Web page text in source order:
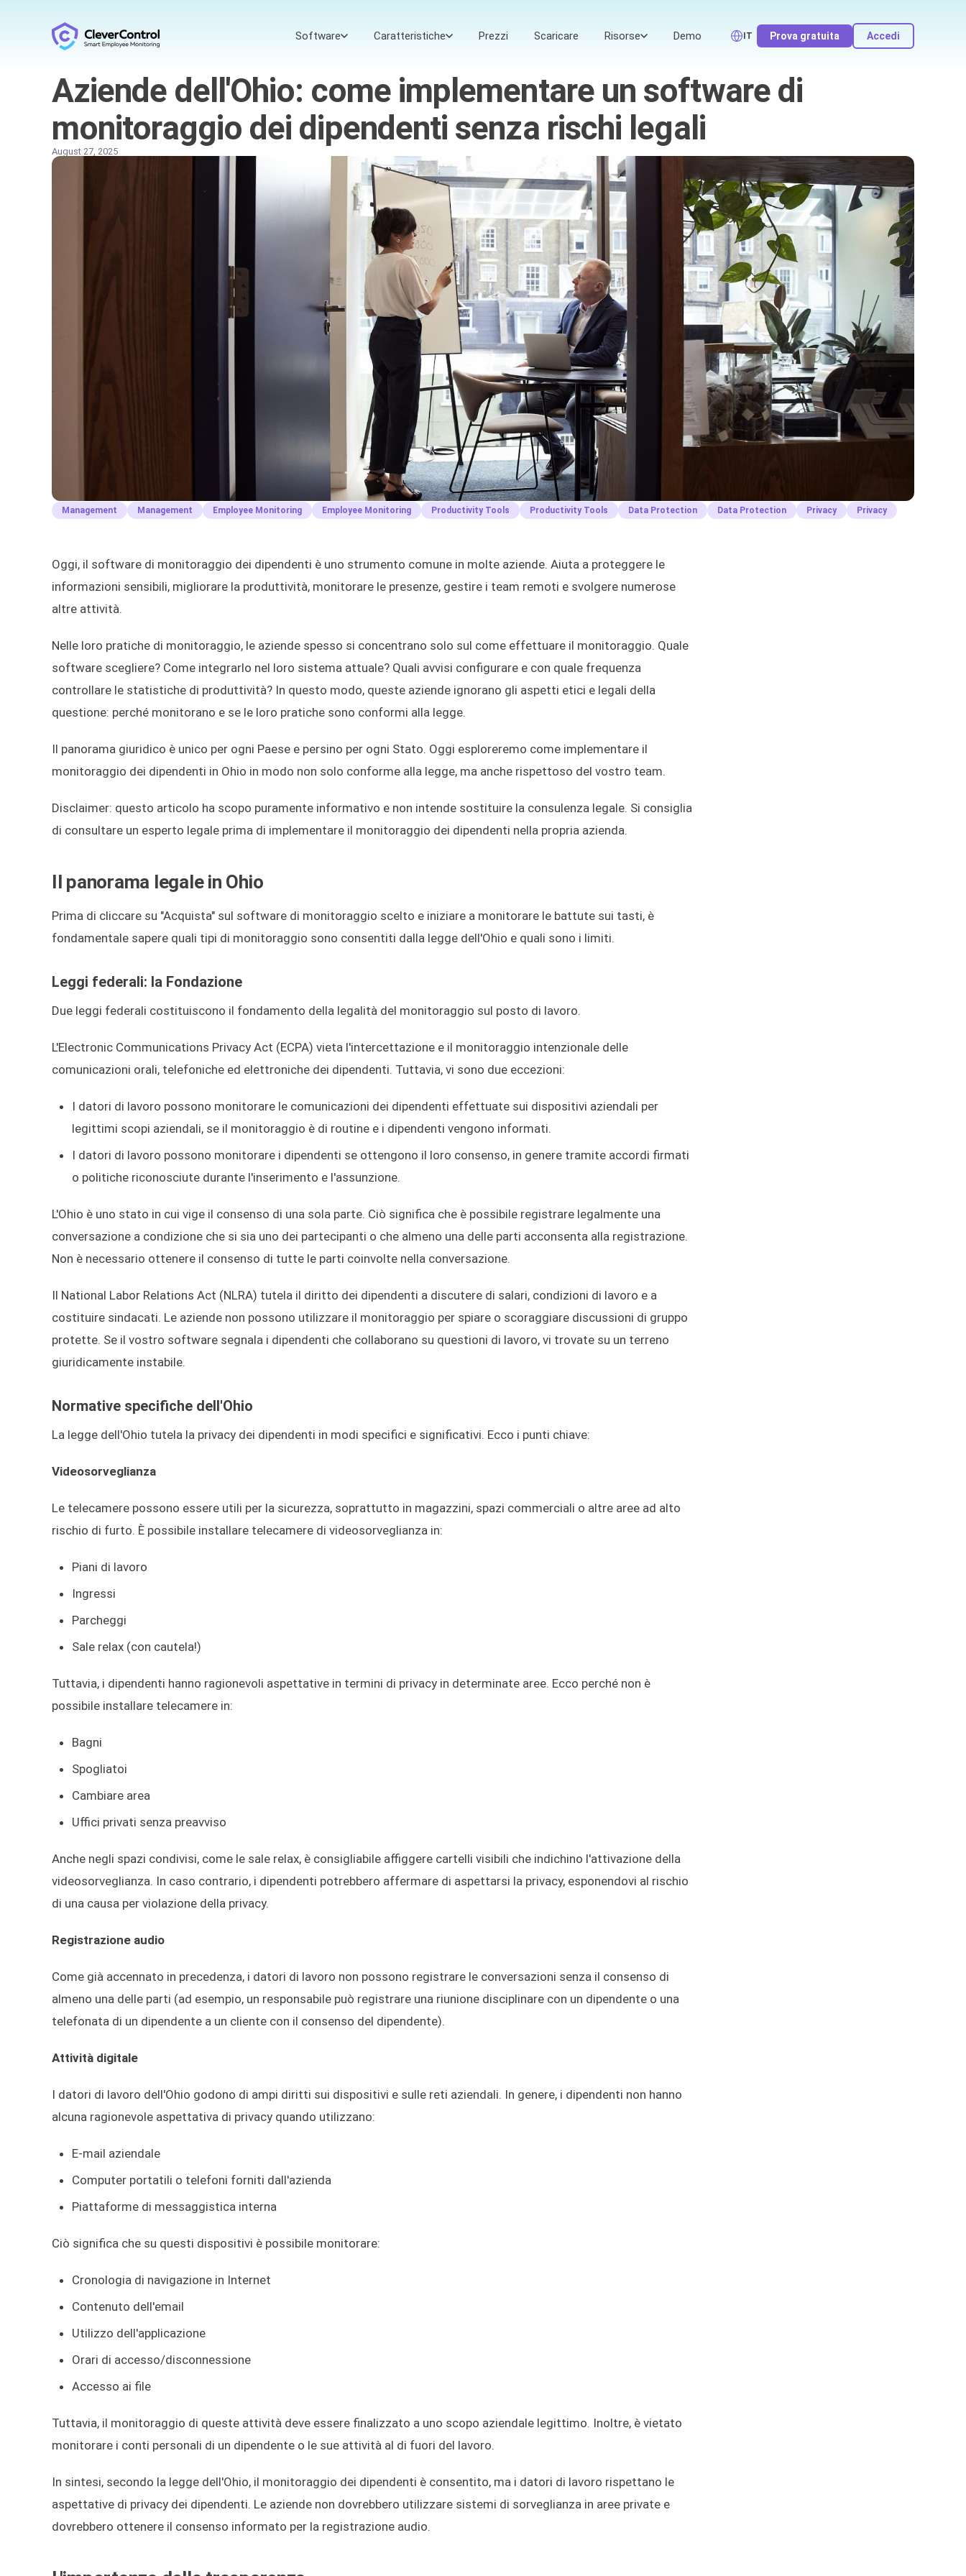
Software Caratteristiche Prezzi Scaricare Risorse Demo IT Prova gratuita Accedi
Aziende dell'Ohio: come implementare un software di
monitoraggio dei dipendenti senza rischi legali
August 27, 2025
Management Management Employee Monitoring Employee Monitoring Productivity Tools Productivity Tools Data Protection Data Protection Privacy Privacy
Oggi, il software di monitoraggio dei dipendenti è uno strumento comune in molte aziende. Aiuta a proteggere le
informazioni sensibili, migliorare la produttività, monitorare le presenze, gestire i team remoti e svolgere numerose
altre attività.
Nelle loro pratiche di monitoraggio, le aziende spesso si concentrano solo sul come effettuare il monitoraggio. Quale
software scegliere? Come integrarlo nel loro sistema attuale? Quali avvisi configurare e con quale frequenza
controllare le statistiche di produttività? In questo modo, queste aziende ignorano gli aspetti etici e legali della
questione: perché monitorano e se le loro pratiche sono conformi alla legge.
Il panorama giuridico è unico per ogni Paese e persino per ogni Stato. Oggi esploreremo come implementare il
monitoraggio dei dipendenti in Ohio in modo non solo conforme alla legge, ma anche rispettoso del vostro team.
Disclaimer: questo articolo ha scopo puramente informativo e non intende sostituire la consulenza legale. Si consiglia
di consultare un esperto legale prima di implementare il monitoraggio dei dipendenti nella propria azienda.
Il panorama legale in Ohio
Prima di cliccare su "Acquista" sul software di monitoraggio scelto e iniziare a monitorare le battute sui tasti, è
fondamentale sapere quali tipi di monitoraggio sono consentiti dalla legge dell'Ohio e quali sono i limiti.
Leggi federali: la Fondazione
Due leggi federali costituiscono il fondamento della legalità del monitoraggio sul posto di lavoro.
L'Electronic Communications Privacy Act (ECPA) vieta l'intercettazione e il monitoraggio intenzionale delle
comunicazioni orali, telefoniche ed elettroniche dei dipendenti. Tuttavia, vi sono due eccezioni:
I datori di lavoro possono monitorare le comunicazioni dei dipendenti effettuate sui dispositivi aziendali per
legittimi scopi aziendali, se il monitoraggio è di routine e i dipendenti vengono informati.
I datori di lavoro possono monitorare i dipendenti se ottengono il loro consenso, in genere tramite accordi firmati
o politiche riconosciute durante l'inserimento e l'assunzione.
L'Ohio è uno stato in cui vige il consenso di una sola parte. Ciò significa che è possibile registrare legalmente una
conversazione a condizione che si sia uno dei partecipanti o che almeno una delle parti acconsenta alla registrazione.
Non è necessario ottenere il consenso di tutte le parti coinvolte nella conversazione.
Il National Labor Relations Act (NLRA) tutela il diritto dei dipendenti a discutere di salari, condizioni di lavoro e a
costituire sindacati. Le aziende non possono utilizzare il monitoraggio per spiare o scoraggiare discussioni di gruppo
protette. Se il vostro software segnala i dipendenti che collaborano su questioni di lavoro, vi trovate su un terreno
giuridicamente instabile.
Normative specifiche dell'Ohio
La legge dell'Ohio tutela la privacy dei dipendenti in modi specifici e significativi. Ecco i punti chiave:
Videosorveglianza
Le telecamere possono essere utili per la sicurezza, soprattutto in magazzini, spazi commerciali o altre aree ad alto
rischio di furto. È possibile installare telecamere di videosorveglianza in:
Piani di lavoro
Ingressi
Parcheggi
Sale relax (con cautela!)
Tuttavia, i dipendenti hanno ragionevoli aspettative in termini di privacy in determinate aree. Ecco perché non è
possibile installare telecamere in:
Bagni
Spogliatoi
Cambiare area
Uffici privati ​​senza preavviso
Anche negli spazi condivisi, come le sale relax, è consigliabile affiggere cartelli visibili che indichino l'attivazione della
videosorveglianza. In caso contrario, i dipendenti potrebbero affermare di aspettarsi la privacy, esponendovi al rischio
di una causa per violazione della privacy.
Registrazione audio
Come già accennato in precedenza, i datori di lavoro non possono registrare le conversazioni senza il consenso di
almeno una delle parti (ad esempio, un responsabile può registrare una riunione disciplinare con un dipendente o una
telefonata di un dipendente a un cliente con il consenso del dipendente).
Attività digitale
I datori di lavoro dell'Ohio godono di ampi diritti sui dispositivi e sulle reti aziendali. In genere, i dipendenti non hanno
alcuna ragionevole aspettativa di privacy quando utilizzano:
E-mail aziendale
Computer portatili o telefoni forniti dall'azienda
Piattaforme di messaggistica interna
Ciò significa che su questi dispositivi è possibile monitorare:
Cronologia di navigazione in Internet
Contenuto dell'email
Utilizzo dell'applicazione
Orari di accesso/disconnessione
Accesso ai file
Tuttavia, il monitoraggio di queste attività deve essere finalizzato a uno scopo aziendale legittimo. Inoltre, è vietato
monitorare i conti personali di un dipendente o le sue attività al di fuori del lavoro.
In sintesi, secondo la legge dell'Ohio, il monitoraggio dei dipendenti è consentito, ma i datori di lavoro rispettano le
aspettative di privacy dei dipendenti. Le aziende non dovrebbero utilizzare sistemi di sorveglianza in aree private e
dovrebbero ottenere il consenso informato per la registrazione audio.